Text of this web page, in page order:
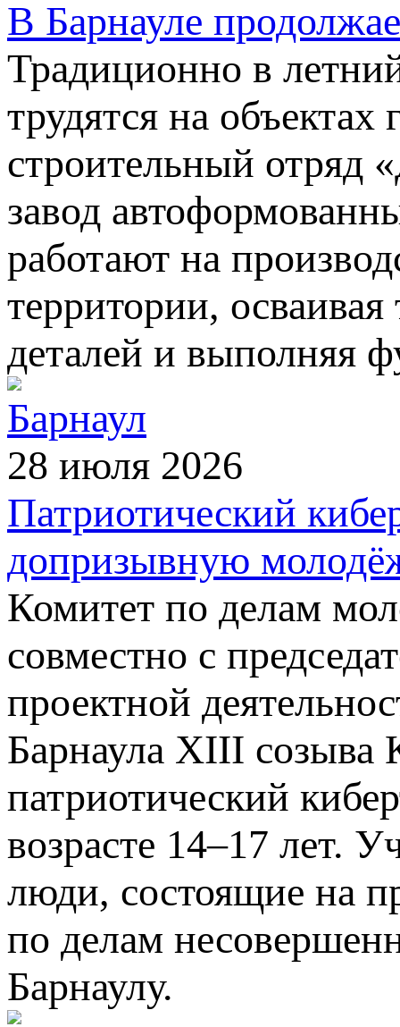
В Барнауле
Традиционно в
трудятся на объектах
строительный отряд
завод
работают на
территории,
деталей и выполняя
Барнаул
28 июля 2026
Патриотический
допризывную
Комитет по делам
совместно с
проектной
Барнаула XIII созыва
патриотический
возрасте 14–17 лет.
люди, состоящие на
по делам
Барнаулу.